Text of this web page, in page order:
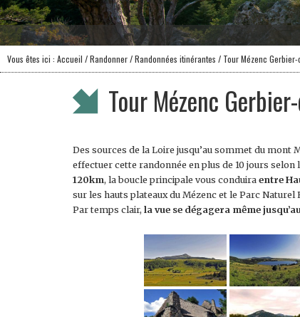
Vous êtes ici : Accueil / Randonner /Randonnées itinérantes / Tour Mézenc
Tour Mézenc
Des sources de la Loire jusqu’au sommet du mont
effectuer cette randonnée en plus de 10 jours selon
120km, la boucle principale vous conduira entre
sur les hauts plateaux du Mézenc et le Parc Naturel
Par temps clair, la vue se dégagera même